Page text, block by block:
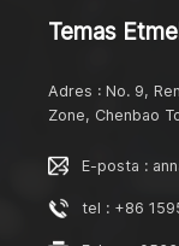
Temas
Adres : No. 9,
Zone, Chenbao
E-posta :
tel : +86